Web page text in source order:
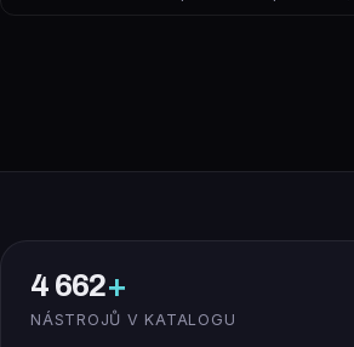
4 662+
NÁSTROJŮ V KATALOGU